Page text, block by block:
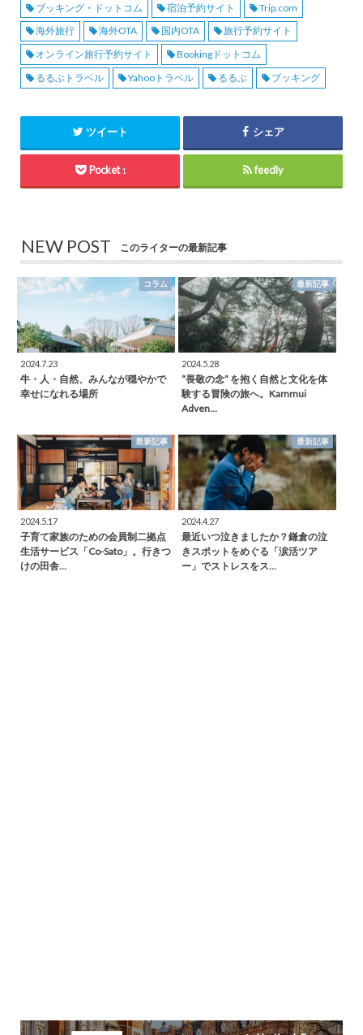
ブッキング・ドットコム
宿泊予約サイト
Trip.com
海外旅行
海外OTA 国内OTA
旅行予約サイト
オンライン旅行予約サイト
Bookingドットコム
るるぶトラベル
Yahooトラベル るるぶ ブッキング
ツイート シェア
Pocket 1 feedly
NEW POST このライターの最新記事
コラム
2024.7.23
牛・人・自然、みんなが穏やかで
幸せになれる場所
最新記事
2024.5.28
“畏敬の念” を抱く自然と文化を体
験する冒険の旅へ。Kammui
Adven…
最新記事
2024.5.17
子育て家族のための会員制二拠点
生活サービス「Co-Sato」。行きつ
けの田舎…
最新記事
2024.4.27
最近いつ泣きましたか？鎌倉の泣
きスポットをめぐる「涙活ツア
ー」でストレスをス…